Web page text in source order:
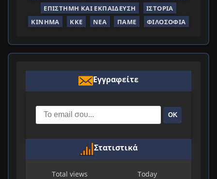
ΕΠΙΣΤΉΜΗ ΚΑΙ ΕΚΠΑΊΔΕΥΣΗ
ΙΣΤΟΡΊΑ
ΚΊΝΗΜΑ
ΚΚΕ ΝΈΑ ΠΑΜΕ ΦΙΛΟΣΟΦΊΑ
Εγγραφείτε
ΟΚ
Στατιστικά
Total views Today